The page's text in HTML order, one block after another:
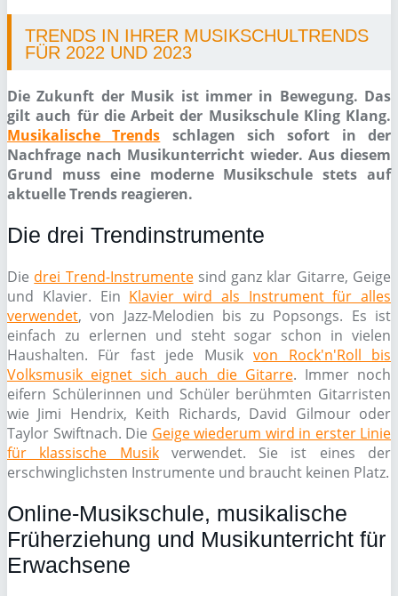
TRENDS IN IHRER MUSIKSCHULTRENDS
FÜR 2022 UND 2023
Die Zukunft der Musik ist immer in Bewegung. Das
gilt auch für die Arbeit der Musikschule Kling Klang.
Musikalische Trends schlagen sich sofort in der
Nachfrage nach Musikunterricht wieder. Aus diesem
Grund muss eine moderne Musikschule stets auf
aktuelle Trends reagieren.
Die drei Trendinstrumente
Die drei Trend-Instrumentesind ganz klar Gitarre, Geige
und Klavier. Ein Klavier wird als Instrument für alles
verwendet, von Jazz-Melodien bis zu Popsongs. Es ist
einfach zu erlernen und steht sogar schon in vielen
Haushalten. Für fast jede Musikvon Rock'n'Roll bis
Volksmusik eignet sich auch die Gitarre. Immer noch
eifern Schülerinnen und Schüler berühmten Gitarristen
wie Jimi Hendrix, Keith Richards, David Gilmour oder
Taylor Swiftnach. Die Geige wiederum wird in erster Linie
für klassische Musikverwendet. Sie ist eines der
erschwinglichsten Instrumente und braucht keinen Platz.
Online-Musikschule, musikalische
Früherziehung und Musikunterricht für
Erwachsene